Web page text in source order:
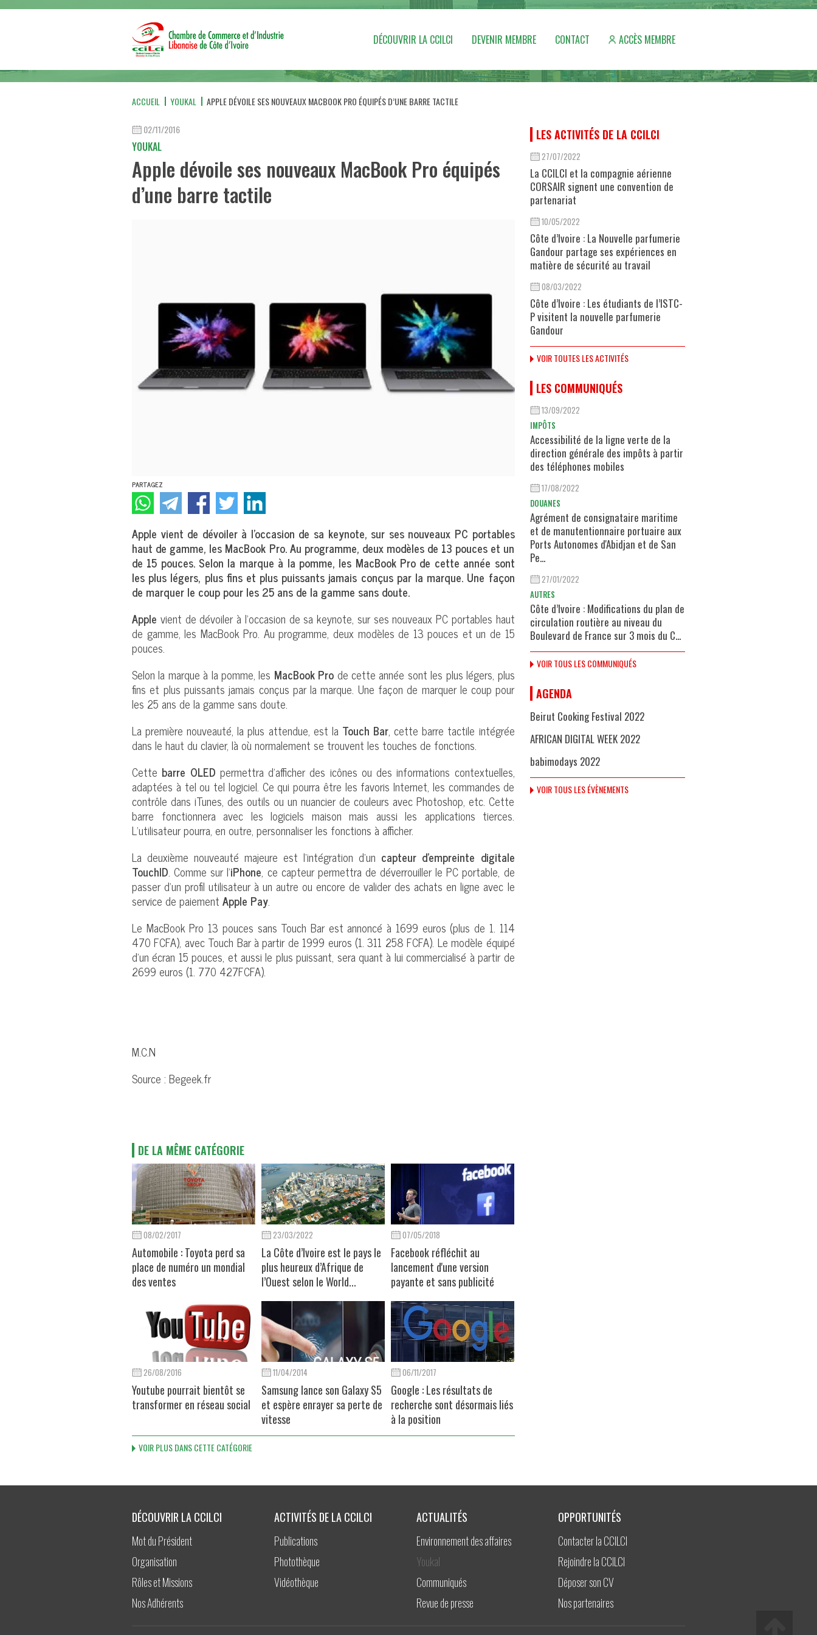
DÉCOUVRIR LA CCILCI DEVENIR MEMBRE CONTACT ACCÈS MEMBRE
ACCUEIL YOUKAL APPLE DÉVOILE SES NOUVEAUX MACBOOK PRO ÉQUIPÉS D’UNE BARRE TACTILE
02/11/2016
YOUKAL
Apple dévoile ses nouveaux MacBook Pro équipés
d’une barre tactile
PARTAGEZ
Apple vient de dévoiler à l’occasion de sa keynote, sur ses nouveaux PC portables
haut de gamme, les MacBook Pro. Au programme, deux modèles de 13 pouces et un
de 15 pouces. Selon la marque à la pomme, les MacBook Pro de cette année sont
les plus légers, plus fins et plus puissants jamais conçus par la marque. Une façon
de marquer le coup pour les 25 ans de la gamme sans doute.
Apple vient de dévoiler à l’occasion de sa keynote, sur ses nouveaux PC portables haut
de gamme, les MacBook Pro. Au programme, deux modèles de 13 pouces et un de 15
pouces.
Selon la marque à la pomme, les MacBook Pro de cette année sont les plus légers, plus
fins et plus puissants jamais conçus par la marque. Une façon de marquer le coup pour
les 25 ans de la gamme sans doute.
La première nouveauté, la plus attendue, est la Touch Bar, cette barre tactile intégrée
dans le haut du clavier, là où normalement se trouvent les touches de fonctions.
Cettebarre OLED permettra d’afficher des icônes ou des informations contextuelles,
adaptées à tel ou tel logiciel. Ce qui pourra être les favoris Internet, les commandes de
contrôle dans iTunes, des outils ou un nuancier de couleurs avec Photoshop, etc. Cette
barre fonctionnera avec les logiciels maison mais aussi les applications tierces.
L’utilisateur pourra, en outre, personnaliser les fonctions à afficher.
La deuxième nouveauté majeure est l’intégration d’un capteur d’empreinte digitale
TouchID. Comme sur l’iPhone, ce capteur permettra de déverrouiller le PC portable, de
passer d’un profil utilisateur à un autre ou encore de valider des achats en ligne avec le
service de paiement Apple Pay.
Le MacBook Pro 13 pouces sans Touch Bar est annoncé à 1699 euros (plus de 1. 114
470 FCFA), avec Touch Bar à partir de 1999 euros (1. 311 258 FCFA). Le modèle équipé
d’un écran 15 pouces, et aussi le plus puissant, sera quant à lui commercialisé à partir de
2699 euros (1. 770 427FCFA).
M.C.N
Source : Begeek.fr
DE LA MÊME CATÉGORIE
08/02/2017
Automobile : Toyota perd sa
place de numéro un mondial
des ventes
23/03/2022
La Côte d’Ivoire est le pays le
plus heureux d’Afrique de
l’Ouest selon le World...
07/05/2018
Facebook réfléchit au
lancement d'une version
payante et sans publicité
26/08/2016
Youtube pourrait bientôt se
transformer en réseau social
11/04/2014
Samsung lance son Galaxy S5
et espère enrayer sa perte de
vitesse
06/11/2017
Google : Les résultats de
recherche sont désormais liés
à la position
VOIR PLUS DANS CETTE CATÉGORIE
LES ACTIVITÉS DE LA CCILCI
27/07/2022
La CCILCI et la compagnie aérienne
CORSAIR signent une convention de
partenariat
10/05/2022
Côte d’Ivoire : La Nouvelle parfumerie
Gandour partage ses expériences en
matière de sécurité au travail
08/03/2022
Côte d’Ivoire : Les étudiants de l’ISTC-
P visitent la nouvelle parfumerie
Gandour
VOIR TOUTES LES ACTIVITÉS
LES COMMUNIQUÉS
13/09/2022
IMPÔTS
Accessibilité de la ligne verte de la
direction générale des impôts à partir
des téléphones mobiles
17/08/2022
DOUANES
Agrément de consignataire maritime
et de manutentionnaire portuaire aux
Ports Autonomes d'Abidjan et de San
Pe...
27/01/2022
AUTRES
Côte d’Ivoire : Modifications du plan de
circulation routière au niveau du
Boulevard de France sur 3 mois du C...
VOIR TOUS LES COMMUNIQUÉS
AGENDA
Beirut Cooking Festival 2022
AFRICAN DIGITAL WEEK 2022
babimodays 2022
VOIR TOUS LES ÉVÈNEMENTS
DÉCOUVRIR LA CCILCI
Mot du Président
Organisation
Rôles et Missions
Nos Adhérents
ACTIVITÉS DE LA CCILCI
Publications
Photothèque
Vidéothèque
ACTUALITÉS
Environnement des affaires
Youkal
Communiqués
Revue de presse
OPPORTUNITÉS
Contacter la CCILCI
Rejoindre la CCILCI
Déposer son CV
Nos partenaires